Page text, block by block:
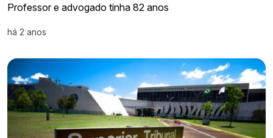
Professor e advogado tinha 82 anos
há 2 anos